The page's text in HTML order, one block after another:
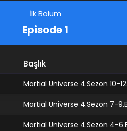
İlk Bölüm
Episode 1
Başlık
Martial Universe 4.Sezon 10-
Martial Universe 4.Sezon 7-
Martial Universe 4.Sezon 4-